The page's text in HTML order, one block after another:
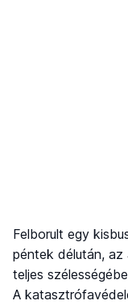
Felborult egy
péntek délután,
teljes
A